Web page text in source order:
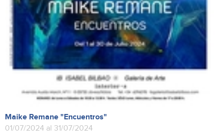
Maike Remane "Encuentros"
01/07/2024 al 31/07/2024